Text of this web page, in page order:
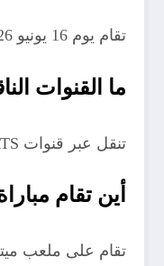
تقام يوم 16 يونيو 2026 في تمام 10 مساءً بتوقيت مصر.
ما القنوات
تنقل عبر قنوات beIN SPORTS الناقل الحصري للبطولة.
أين تقام
تقام على ملعب